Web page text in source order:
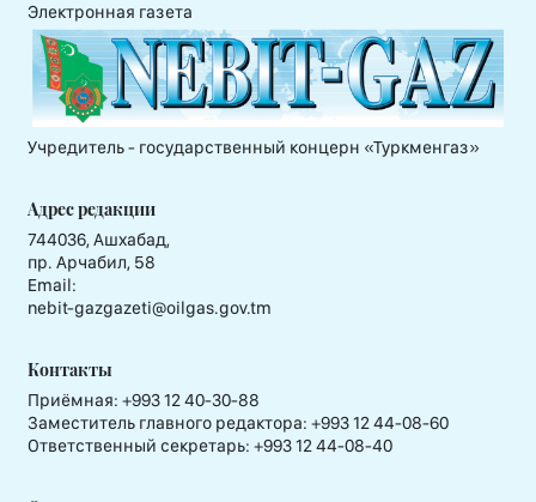
Электронная газета
Учредитель - государственный концерн «Туркменгаз»
Адрес редакции
744036, Ашхабад,
пр. Арчабил, 58
Email:
nebit-gazgazeti@oilgas.gov.tm
Контакты
Приёмная: +993 12 40-30-88
Заместитель главного редактора: +993 12 44-08-60
Ответственный секретарь: +993 12 44-08-40